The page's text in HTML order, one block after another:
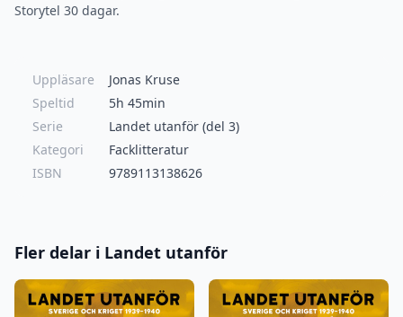
Storytel 30 dagar.
Uppläsare
Jonas Kruse
Speltid
5h 45min
Serie
Landet utanför (del 3)
Kategori
Facklitteratur
ISBN
9789113138626
Fler delar i Landet utanför